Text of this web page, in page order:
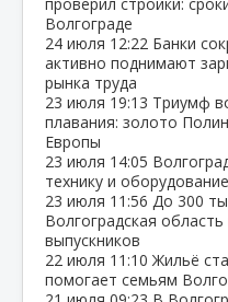
Волгограде
24 июля 12:22 Банки
активно поднимают
рынка труда
23 июля 19:13 Триумф
плавания: золото
Европы
23 июля 14:05
технику и
23 июля 11:56 До 300
Волгоградская
выпускников
22 июля 11:10 Жильё
помогает семьям